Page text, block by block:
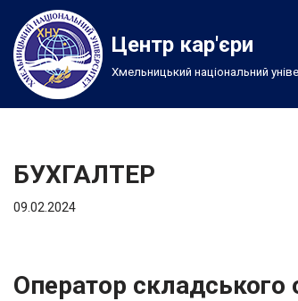
Перейти
до
вмісту
Центр кар'єри
Хмельницький національний
БУХГАЛТЕР
09.02.2024
Оператор складського